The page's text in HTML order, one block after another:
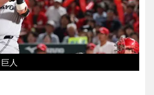
人